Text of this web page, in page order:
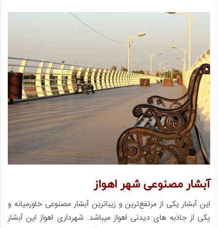
آبشار مصنوعی شهر اهواز
این آبشار یکی از مرتفع‌ترین و زیباترین آبشار مصنوعی خاورمیانه و
یکی از جاذبه های دیدنی اهواز میباشد. شهرداری اهواز این آبشار